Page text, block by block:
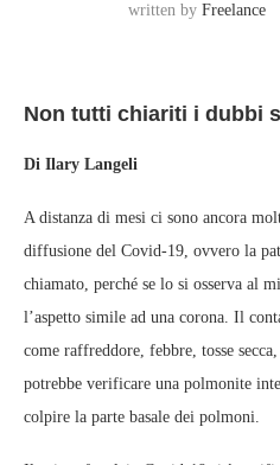
written by Freelance
Non tutti chiariti i dubbi
Di Ilary Langeli
A distanza di mesi ci sono ancora
diffusione del Covid-19, ovvero la
chiamato, perché se lo si osserva al
l’aspetto simile ad una corona. Il
come raffreddore, febbre, tosse
potrebbe verificare una polmonite
colpire la parte basale dei polmoni.